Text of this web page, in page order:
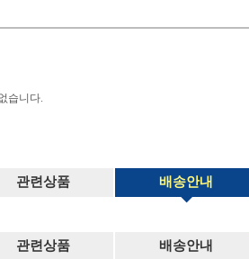
습니다.
관련상품 배송안내
관련상품 배송안내